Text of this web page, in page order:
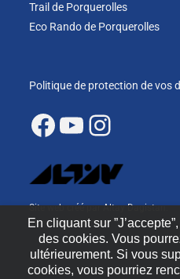
Trail de Porquerolles
Eco Rando de Porquerolles
Politique de protection de vos
Site web créé par Altay Dagistan.
altaydagistan.com
En cliquant sur
des cookies. Vous
ultérieurement. Si vous
cookies, vous pourriez